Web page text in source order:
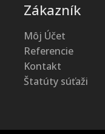
Zákazník
Môj Účet
Referencie
Kontakt
Štatúty súťaži